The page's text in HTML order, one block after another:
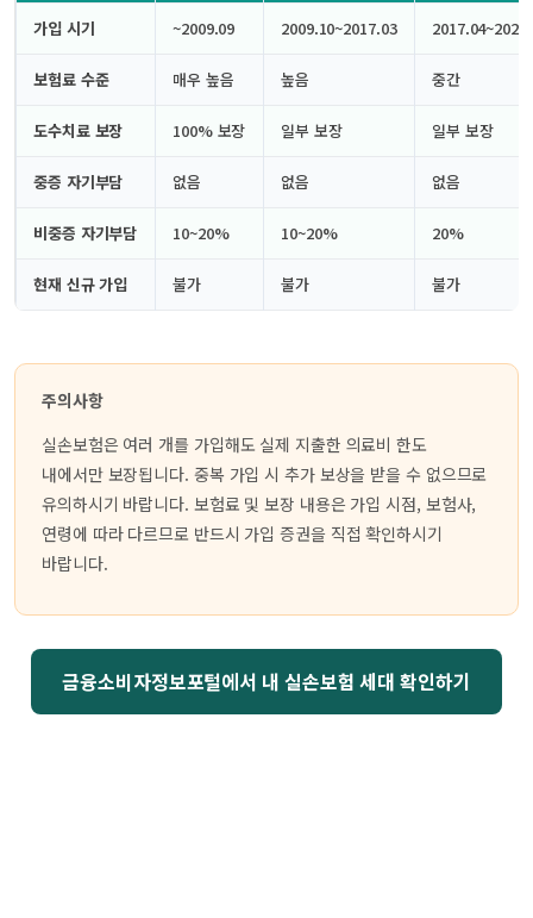
가입 시기 ~2009.09 2009.10~2017.03
보험료 수준 매우 높음 높음 중간
도수치료 보장 100% 보장 일부 보장 일부 보장
중증 자기부담 없음 없음 없음
비중증 자기부담 10~20% 10~20% 20%
현재 신규 가입 불가 불가 불가
주의사항
실손보험은 여러 개를 가입해도 실제 지출한 의료비 한도
내에서만 보장됩니다. 중복 가입 시 추가 보상을 받을 수 없으므로
유의하시기 바랍니다. 보험료 및 보장 내용은 가입 시점, 보험사,
연령에 따라 다르므로 반드시 가입 증권을 직접 확인하시기
바랍니다.
금융소비자정보포털에서 내 실손보험 세대 확인하기